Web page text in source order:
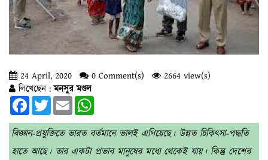
24 April, 2020 0 Comment(s)
2664 view(s)
লিখেছেন :মনসুর মণ্ডল
FacebookTwitterEmail
বিজ্ঞান-প্রযুক্তিতে ভারত বর্তমানে ভালই এগিয়েছে। উন্নত চিকিৎসা-পদ্ধতি
হাতে আছে। তার একটা প্রভাব মানুষের মধ্যে থেকেই যায়। কিন্তু দেশের